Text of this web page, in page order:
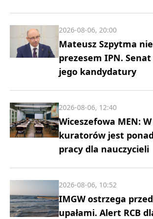
Mateusz Szpytma
prezesem IPN. Senat
jego kandydatury
2026-08-06, 20:00
Wiceszefowa MEN:
kuratorów jest
pracy dla nauczycieli
2026-08-06, 12:40
IMGW ostrzega
upałami. Alert RCB
2026-08-06, 10:52